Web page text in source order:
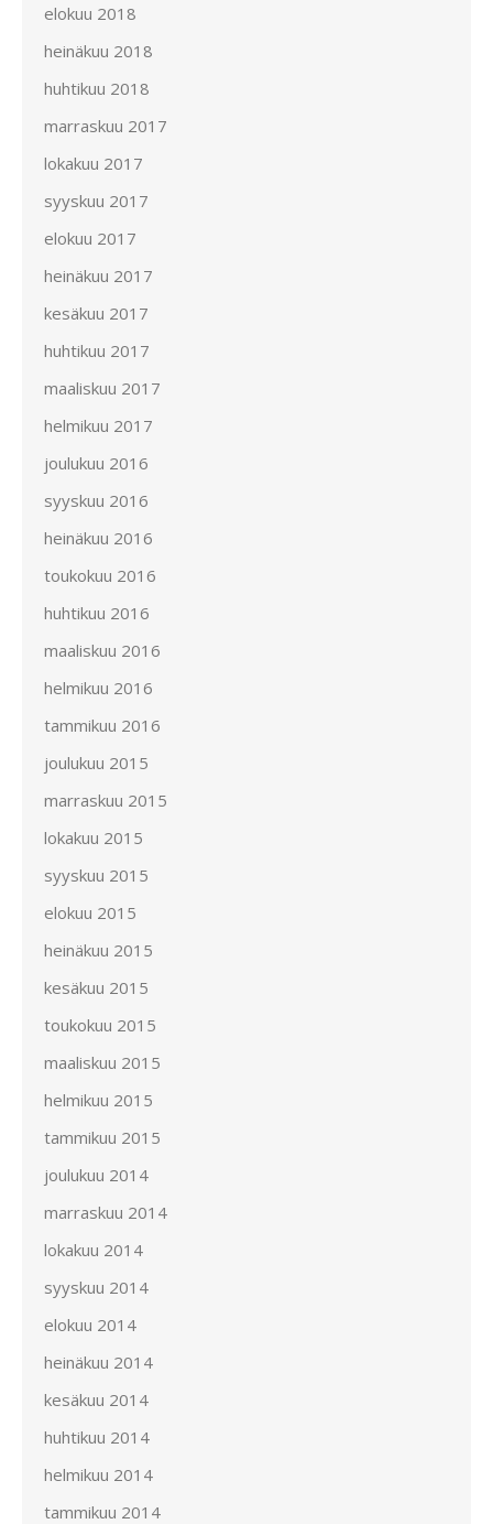
elokuu 2018
heinäkuu 2018
huhtikuu 2018
marraskuu 2017
lokakuu 2017
syyskuu 2017
elokuu 2017
heinäkuu 2017
kesäkuu 2017
huhtikuu 2017
maaliskuu 2017
helmikuu 2017
joulukuu 2016
syyskuu 2016
heinäkuu 2016
toukokuu 2016
huhtikuu 2016
maaliskuu 2016
helmikuu 2016
tammikuu 2016
joulukuu 2015
marraskuu 2015
lokakuu 2015
syyskuu 2015
elokuu 2015
heinäkuu 2015
kesäkuu 2015
toukokuu 2015
maaliskuu 2015
helmikuu 2015
tammikuu 2015
joulukuu 2014
marraskuu 2014
lokakuu 2014
syyskuu 2014
elokuu 2014
heinäkuu 2014
kesäkuu 2014
huhtikuu 2014
helmikuu 2014
tammikuu 2014